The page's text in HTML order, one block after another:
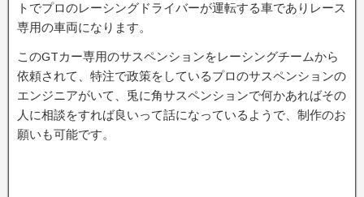
トでプロのレーシングドライバーが運転する車でありレース
専用の車両になります。
このGTカー専用のサスペンションをレーシングチームから
依頼されて、特注で政策をしているプロのサスペンションの
エンジニアがいて、兎に角サスペンションで何かあればその
人に相談をすれば良いって話になっているようで、制作のお
願いも可能です。